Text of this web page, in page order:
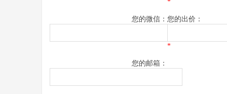
*
您的微信： 您的出价：
*
您的邮箱：